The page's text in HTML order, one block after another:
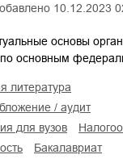
10.12.2023
основы
по основным
литература
/ аудит
для вузов
бакалавриат